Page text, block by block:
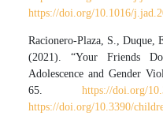
https://doi.org/10.1016/
Racionero-Plaza, S.,
(2021). “Your Friends
Adolescence and Gender
65. https://doi.org/
https://doi.org/10.3390/